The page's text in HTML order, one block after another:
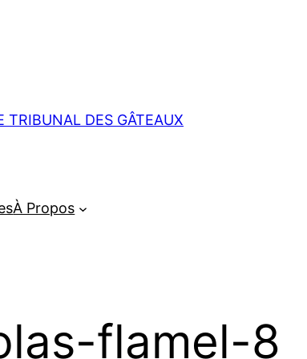
TRIBUNAL DES GÂTEAUX
À Propos
flamel-8